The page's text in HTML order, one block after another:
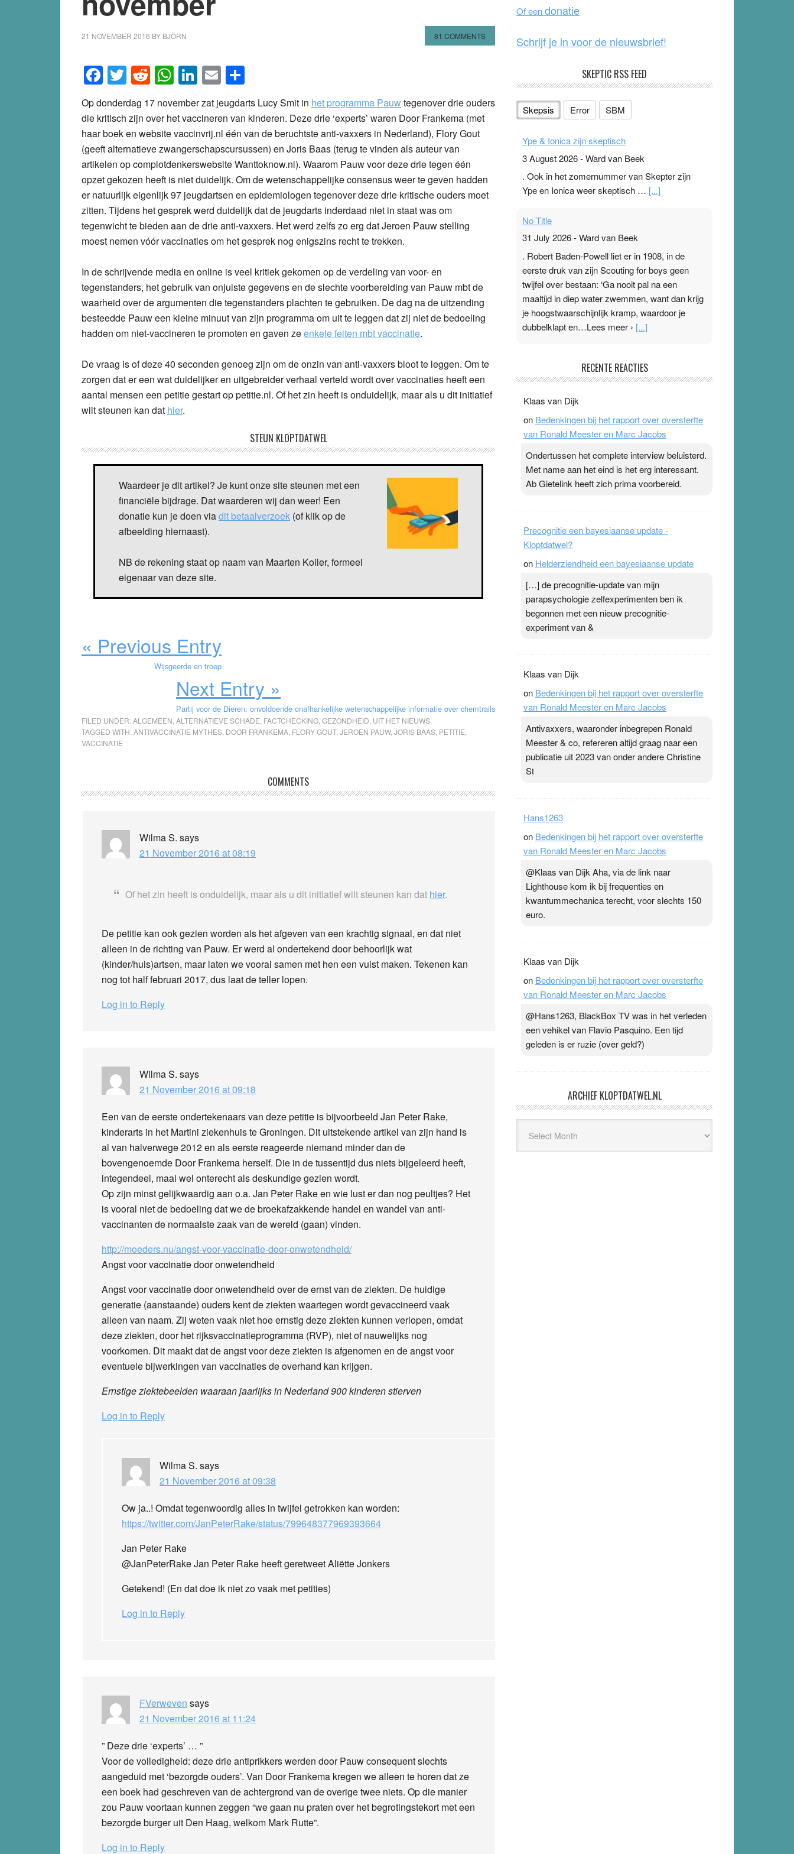
21 NOVEMBER 2016 BY BJÖRN 81 COMMENTS
Facebook
Twitter
Reddit
WhatsApp
LinkedIn
Email
Op donderdag 17 november zat jeugdarts Lucy Smit in het programma Pauwtegenover drie ouders
die kritisch zijn over het vaccineren van kinderen. Deze drie ‘experts’ waren Door Frankema (met
haar boek en website vaccinvrij.nl één van de beruchtste anti-vaxxers in Nederland), Flory Gout
(geeft alternatieve zwangerschapscursussen) en Joris Baas (terug te vinden als auteur van
artikelen op complotdenkerswebsite Wanttoknow.nl). Waarom Pauw voor deze drie tegen één
opzet gekozen heeft is niet duidelijk. Om de wetenschappelijke consensus weer te geven hadden
er natuurlijk eigenlijk 97 jeugdartsen en epidemiologen tegenover deze drie kritische ouders moet
zitten. Tijdens het gesprek werd duidelijk dat de jeugdarts inderdaad niet in staat was om
tegenwicht te bieden aan de drie anti-vaxxers. Het werd zelfs zo erg dat Jeroen Pauw stelling
moest nemen vóór vaccinaties om het gesprek nog enigszins recht te trekken.
In de schrijvende media en online is veel kritiek gekomen op de verdeling van voor- en
tegenstanders, het gebruik van onjuiste gegevens en de slechte voorbereiding van Pauw mbt de
waarheid over de argumenten die tegenstanders plachten te gebruiken. De dag na de uitzending
besteedde Pauw een kleine minuut van zijn programma om uit te leggen dat zij niet de bedoeling
hadden om niet-vaccineren te promoten en gaven zeenkele feiten mbt vaccinatie.
De vraag is of deze 40 seconden genoeg zijn om de onzin van anti-vaxxers bloot te leggen. Om te
zorgen dat er een wat duidelijker en uitgebreider verhaal verteld wordt over vaccinaties heeft een
aantal mensen een petitie gestart op petitie.nl. Of het zin heeft is onduidelijk, maar als u dit initiatief
wilt steunen kan dat hier.
STEUN KLOPTDATWEL
Waardeer je dit artikel? Je kunt onze site steunen met een
financiële bijdrage. Dat waarderen wij dan weer! Een
donatie kun je doen viadit betaalverzoek (of klik op de
afbeelding hiernaast).
NB de rekening staat op naam van Maarten Koller, formeel
eigenaar van deze site.
« Previous Entry
Wijsgeerde en troep
Next Entry »
Partij voor de Dieren: onvoldoende onafhankelijke wetenschappelijke informatie over chemtrails
FILED UNDER:ALGEMEEN ALTERNATIEVE SCHADE FACTCHECKING GEZONDHEID UIT HET NIEUWS
TAGGED WITH:ANTIVACCINATIE MYTHES DOOR FRANKEMA FLORY GOUT, JEROEN PAUW, JORIS BAAS PETITIE
VACCINATIE
Interactions
COMMENTS
Wilma S. says
21 November 2016 at 08:19
Of het zin heeft is onduidelijk, maar als u dit initiatief wilt steunen kan dat hier.
De petitie kan ook gezien worden als het afgeven van een krachtig signaal, en dat niet
alleen in de richting van Pauw. Er werd al ondertekend door behoorlijk wat
(kinder/huis)artsen, maar laten we vooral samen met hen een vuist maken. Tekenen kan
nog tot half februari 2017, dus laat de teller lopen.
Log in to Reply
Wilma S. says
21 November 2016 at 09:18
Een van de eerste ondertekenaars van deze petitie is bijvoorbeeld Jan Peter Rake,
kinderarts in het Martini ziekenhuis te Groningen. Dit uitstekende artikel van zijn hand is
al van halverwege 2012 en als eerste reageerde niemand minder dan de
bovengenoemde Door Frankema herself. Die in de tussentijd dus niets bijgeleerd heeft,
integendeel, maal wel onterecht als deskundige gezien wordt.
Op zijn minst gelijkwaardig aan o.a. Jan Peter Rake en wie lust er dan nog peultjes? Het
is vooral niet de bedoeling dat we de broekafzakkende handel en wandel van anti-
vaccinanten de normaalste zaak van de wereld (gaan) vinden.
http://moeders.nu/angst-voor-vaccinatie-door-onwetendheid/
Angst voor vaccinatie door onwetendheid
Angst voor vaccinatie door onwetendheid over de ernst van de ziekten. De huidige
generatie (aanstaande) ouders kent de ziekten waartegen wordt gevaccineerd vaak
alleen van naam. Zij weten vaak niet hoe ernstig deze ziekten kunnen verlopen, omdat
deze ziekten, door het rijksvaccinatieprogramma (RVP), niet of nauwelijks nog
voorkomen. Dit maakt dat de angst voor deze ziekten is afgenomen en de angst voor
eventuele bijwerkingen van vaccinaties de overhand kan krijgen.
Ernstige ziektebeelden waaraan jaarlijks in Nederland 900 kinderen stierven
Log in to Reply
Wilma S. says
21 November 2016 at 09:38
Ow ja..! Omdat tegenwoordig alles in twijfel getrokken kan worden:
https://twitter.com/JanPeterRake/status/799648377969393664
Jan Peter Rake
‏@JanPeterRake Jan Peter Rake heeft geretweet Aliëtte Jonkers
Getekend! (En dat doe ik niet zo vaak met petities)
Log in to Reply
FVerweven says
21 November 2016 at 11:24
” Deze drie ‘experts’ … ”
Voor de volledigheid: deze drie antiprikkers werden door Pauw consequent slechts
aangeduid met ‘bezorgde ouders’. Van Door Frankema kregen we alleen te horen dat ze
een boek had geschreven van de achtergrond van de overige twee niets. Op die manier
zou Pauw voortaan kunnen zeggen “we gaan nu praten over het begrotingstekort met een
bezorgde burger uit Den Haag, welkom Mark Rutte”.
Log in to Reply
k
Of eendonatie
Schrijf je in voor de nieuwsbrief!
SKEPTIC RSS FEED
Skepsis Error SBM
Ype & Ionica zijn skeptisch
3 August 2026-Ward van Beek
. Ook in het zomernummer van Skepter zijn
Ype en Ionica weer skeptisch … [...]
No Title
31 July 2026-Ward van Beek
. Robert Baden-Powell liet er in 1908, in de
eerste druk van zijn Scouting for boys geen
twijfel over bestaan: ‘Ga nooit pal na een
maaltijd in diep water zwemmen, want dan krijg
je hoogstwaarschijnlijk kramp, waardoor je
dubbelklapt en…Lees meer › [...]
Ward van Beek
topsporters. Ze hopen ermee hun hartslag te
verlagen terwijl ze meer zuurstof opnemen.
Daarop heeft zo’n pleister geen effect. Maar het
zijn. Door…Lees meer Pleisterplakkers in de
topspsort › [...]
RECENTE REACTIES
Klaas van Dijk
on Bedenkingen bij het rapport over oversterfte
van Ronald Meester en Marc Jacobs
Ondertussen het complete interview beluisterd.
Met name aan het eind is het erg interessant.
Ab Gietelink heeft zich prima voorbereid.
Precognitie een bayesiaanse update -
Kloptdatwel?
on Helderziendheid een bayesiaanse update
[…] de precognitie-update van mijn
parapsychologie zelfexperimenten ben ik
begonnen met een nieuw precognitie-
experiment van &
Klaas van Dijk
on Bedenkingen bij het rapport over oversterfte
van Ronald Meester en Marc Jacobs
Antivaxxers, waaronder inbegrepen Ronald
Meester & co, refereren altijd graag naar een
publicatie uit 2023 van onder andere Christine
St
Hans1263
on Bedenkingen bij het rapport over oversterfte
van Ronald Meester en Marc Jacobs
@Klaas van Dijk Aha, via de link naar
Lighthouse kom ik bij frequenties en
kwantummechanica terecht, voor slechts 150
euro.
Klaas van Dijk
on Bedenkingen bij het rapport over oversterfte
van Ronald Meester en Marc Jacobs
@Hans1263, BlackBox TV was in het verleden
een vehikel van Flavio Pasquino. Een tijd
geleden is er ruzie (over geld?)
ARCHIEF KLOPTDATWEL.NL
Kloptdatwel.nl